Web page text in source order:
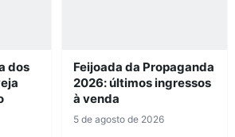
dos
Feijoada da Propaganda
2026: últimos ingressos
à venda
5 de agosto de 2026